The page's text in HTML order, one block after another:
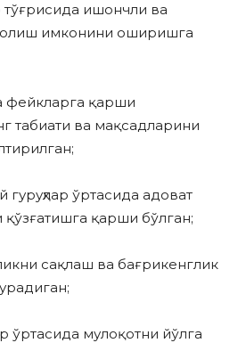
тўғрисида ишончли ва
олиш имконини оширишга
фейкларга қарши
табиати ва мақсадларини
гуруҳлар ўртасида адоват
қўзғатишга қарши бўлган;
сақлаш ва бағрикенглик
ўртасида мулоқотни йўлга